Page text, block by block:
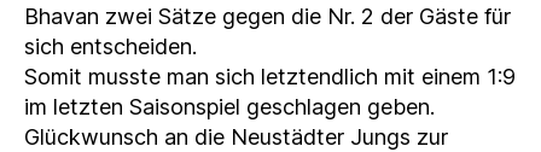
Bhavan zwei Sätze gegen die Nr. 2 der Gäste für
sich entscheiden.
Somit musste man sich letztendlich mit einem 1:9
im letzten Saisonspiel geschlagen geben.
Glückwunsch an die Neustädter Jungs zur